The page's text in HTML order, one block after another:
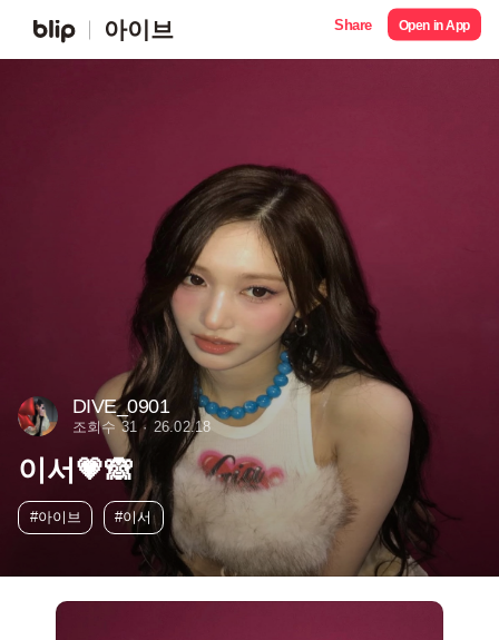
아이브 Share Open in App
DIVE_0901
조회수 31 26.02.18
이서💗🙈
#아이브 #이서